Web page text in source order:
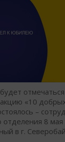
«10
–
отделения 8 мая
в г.